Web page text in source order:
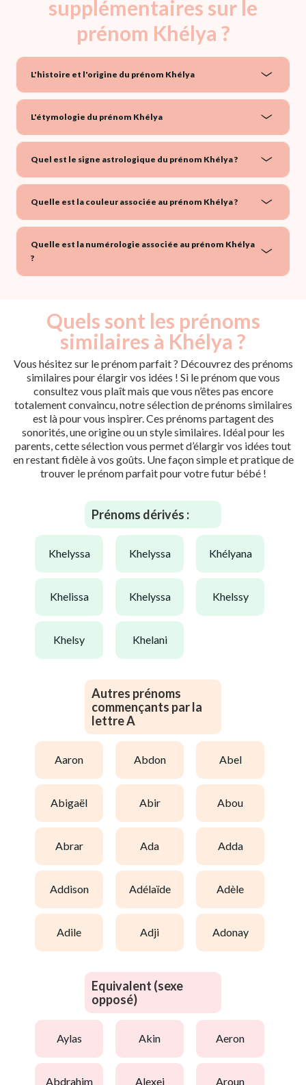
supplémentaires sur le
prénom Khélya ?
L'histoire et l'origine du prénom Khélya
L'étymologie du prénom Khélya
Quel est le signe astrologique du prénom Khélya ?
Quelle est la couleur associée au prénom Khélya ?
Quelle est la numérologie associée au prénom Khélya
?
Quels sont les prénoms
similaires à Khélya ?
Vous hésitez sur le prénom parfait ? Découvrez des prénoms
similaires pour élargir vos idées ! Si le prénom que vous
consultez vous plaît mais que vous n’êtes pas encore
totalement convaincu, notre sélection de prénoms similaires
est là pour vous inspirer. Ces prénoms partagent des
sonorités, une origine ou un style similaires. Idéal pour les
parents, cette sélection vous permet d’élargir vos idées tout
en restant fidèle à vos goûts. Une façon simple et pratique de
trouver le prénom parfait pour votre futur bébé !
Prénoms dérivés :
khelyssa khelyssa khélyana
khelissa khelyssa khelssy
khelsy khelani
Autres prénoms
commençants par la
lettre A
aaron abdon abel
abigaël abir abou
abrar ada adda
addison adélaïde adèle
adile adji adonay
Equivalent (sexe
opposé)
aylas akin aeron
abdrahim alexei aroun